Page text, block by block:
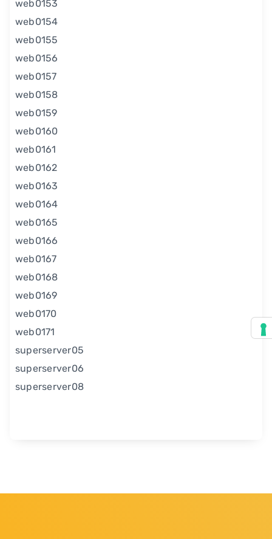
web0153
web0154
web0155
web0156
web0157
web0158
web0159
web0160
web0161
web0162
web0163
web0164
web0165
web0166
web0167
web0168
web0169
web0170
web0171
superserver05
superserver06
superserver08